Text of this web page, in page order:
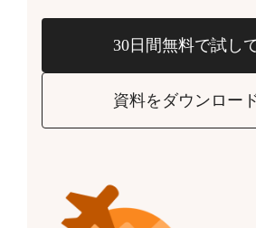
30日間無料で試し
資料をダウンロー